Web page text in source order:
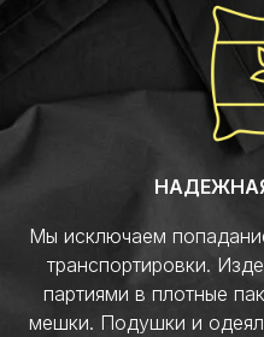
Мы исключаем
транспортировки.
партиями в плотные
мешки. Подушки и